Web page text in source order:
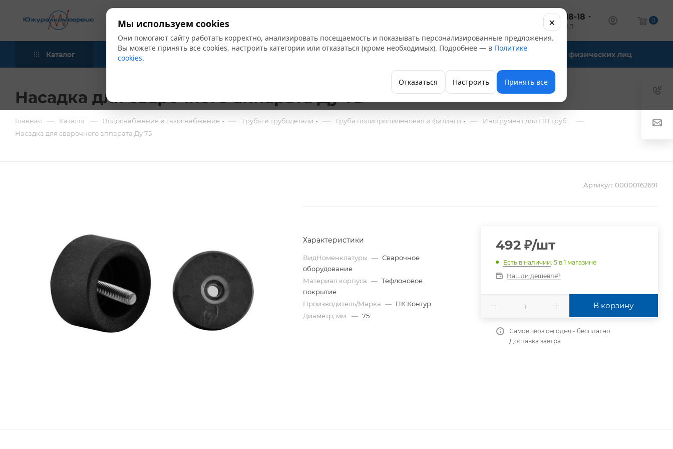
+7 (347) 246-18-18
оптовый отдел
0
Каталог Акции Бренды Компания Офис-склады Для физических лиц
Насадка для сварочного аппарата Ду 75
Главная — Каталог — Водоснабжение и газоснабжение — Трубы и трубодетали — Труба полипропиленовая и фитинги — Инструмент для ПП труб —
Насадка для сварочного аппарата Ду 75
Артикул: 00000162691
Характеристики
ВидНоменклатуры — Сварочное
оборудование
Материал корпуса — Тефлоновое
покрытие
Производитель/Марка — ПК Контур
Диаметр, мм.
— 75
492₽/шт
Есть в наличии: 5 в 1 магазине
Нашли дешевле?
В корзину
Самовывоз сегодня - бесплатно
Доставка завтра
Мы используем cookies
Они помогают сайту работать корректно, анализировать посещаемость и показывать персонализированные предложения.
Вы можете принять все cookies, настроить категории или отказаться (кроме необходимых). Подробнее — в Политике
cookies.
Отказаться Настроить Принять все
×